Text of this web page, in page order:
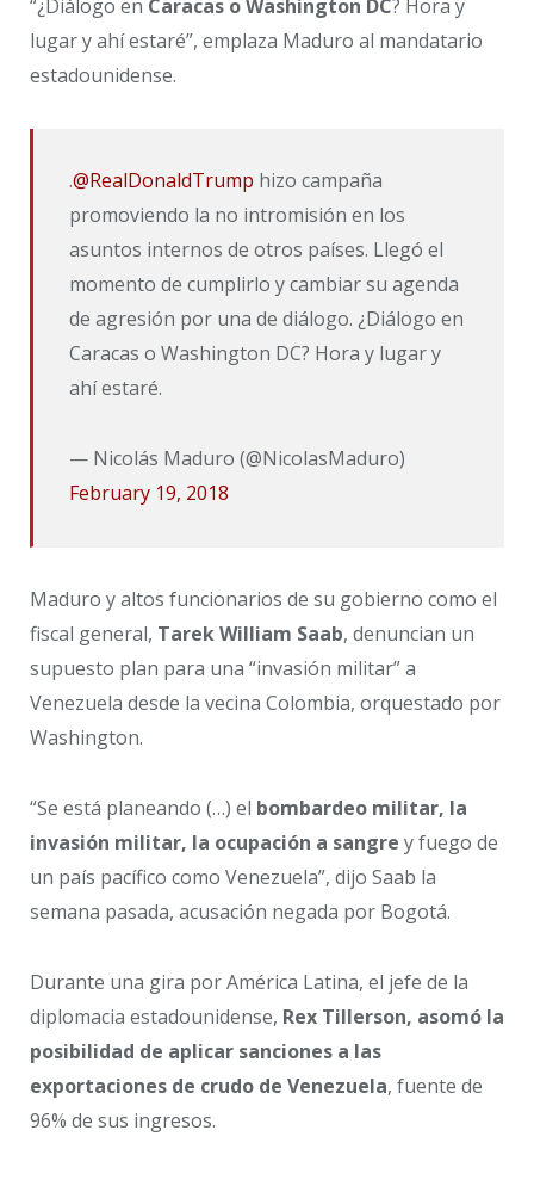
“¿Diálogo en Caracas o Washington DC? Hora y
lugar y ahí estaré”, emplaza Maduro al mandatario
estadounidense.
.@RealDonaldTrump hizo campaña
promoviendo la no intromisión en los
asuntos internos de otros países. Llegó el
momento de cumplirlo y cambiar su agenda
de agresión por una de diálogo. ¿Diálogo en
Caracas o Washington DC? Hora y lugar y
ahí estaré.
— Nicolás Maduro (@NicolasMaduro)
February 19, 2018
Maduro y altos funcionarios de su gobierno como el
fiscal general, Tarek William Saab, denuncian un
supuesto plan para una “invasión militar” a
Venezuela desde la vecina Colombia, orquestado por
Washington.
“Se está planeando (…) el bombardeo militar, la
invasión militar, la ocupación a sangre y fuego de
un país pacífico como Venezuela”, dijo Saab la
semana pasada, acusación negada por Bogotá.
Durante una gira por América Latina, el jefe de la
diplomacia estadounidense, Rex Tillerson, asomó la
posibilidad de aplicar sanciones a las
exportaciones de crudo de Venezuela, fuente de
96% de sus ingresos.